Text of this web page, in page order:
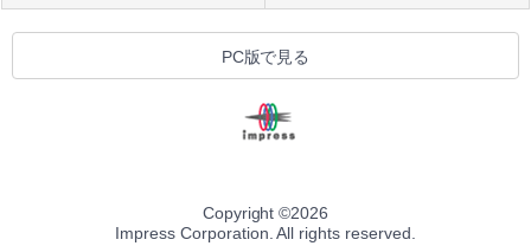
PC版で見る
Copyright ©2026
Impress Corporation. All rights reserved.